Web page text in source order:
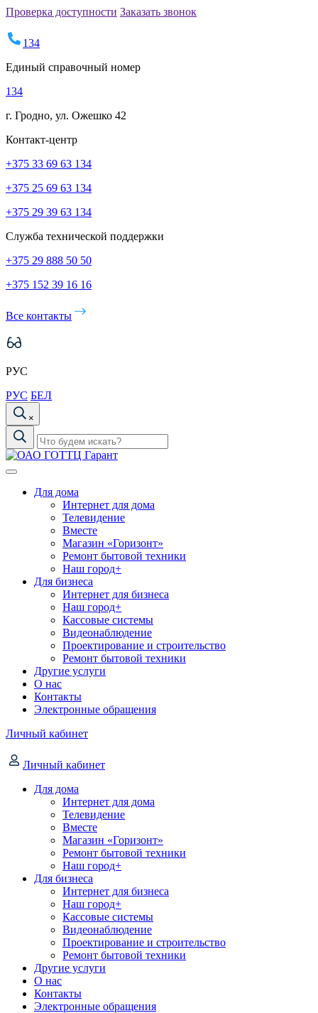
Проверка доступности Заказать звонок
134
Единый справочный номер
134
г. Гродно, ул. Ожешко 42
Контакт-центр
+375 33 69 63 134
+375 25 69 63 134
+375 29 39 63 134
Служба технической поддержки
+375 29 888 50 50
+375 152 39 16 16
Все контакты
РУС
РУС БЕЛ
×
Для дома
Интернет для дома
Телевидение
Вместе
Магазин «Горизонт»
Ремонт бытовой техники
Наш город+
Для бизнеса
Интернет для бизнеса
Наш город+
Кассовые системы
Видеонаблюдение
Проектирование и строительство
Ремонт бытовой техники
Другие услуги
О нас
Контакты
Электронные обращения
Личный кабинет
Личный кабинет
Для дома
Интернет для дома
Телевидение
Вместе
Магазин «Горизонт»
Ремонт бытовой техники
Наш город+
Для бизнеса
Интернет для бизнеса
Наш город+
Кассовые системы
Видеонаблюдение
Проектирование и строительство
Ремонт бытовой техники
Другие услуги
О нас
Контакты
Электронные обращения